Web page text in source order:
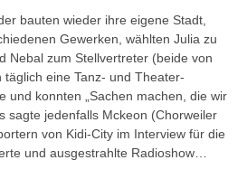
bauten wieder ihre eigene Stadt,
Gewerken, wählten Julia zu
Nebal zum Stellvertreter (beide von
eine Tanz- und Theater-
und konnten „Sachen machen, die wir
sagte jedenfalls Mckeon (Chorweiler
von Kidi-City im Interview für die
und ausgestrahlte Radioshow…